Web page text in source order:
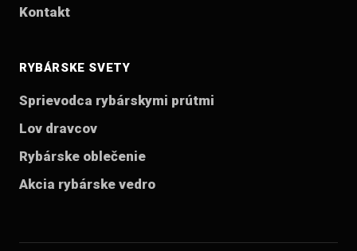
Kontakt
RYBÁRSKE SVETY
Sprievodca rybárskymi prútmi
Lov dravcov
Rybárske oblečenie
Akcia rybárske vedro